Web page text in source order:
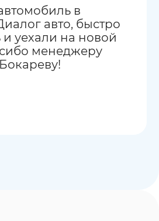
в
авто, быстро
уехали на новой
менеджеру